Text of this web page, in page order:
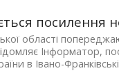
посилення
області
Інформатор,
в Івано-